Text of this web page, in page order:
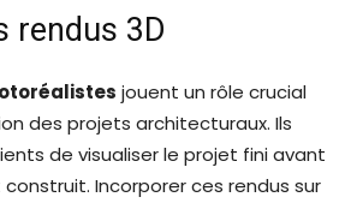
rendus 3D
jouent un rôle crucial
des projets architecturaux. Ils
de visualiser le projet fini avant
construit. Incorporer ces rendus sur